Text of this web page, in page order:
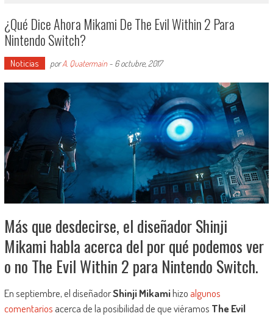
¿Qué Dice Ahora Mikami De The Evil Within 2 Para
Nintendo Switch?
Noticias porA. Quatermain- 6 octubre, 2017
Más que desdecirse, el diseñador Shinji
Mikami habla acerca del por qué podemos ver
o no The Evil Within 2 para Nintendo Switch.
En septiembre, el diseñadorShinji Mikamihizo algunos
comentarios acerca de la posibilidad de que viéramos The Evil